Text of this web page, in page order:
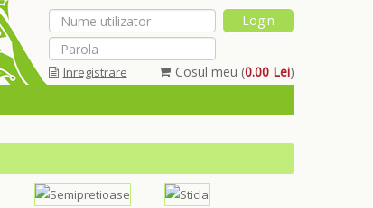
Cosul meu (0.00 Lei)
Inregistrare